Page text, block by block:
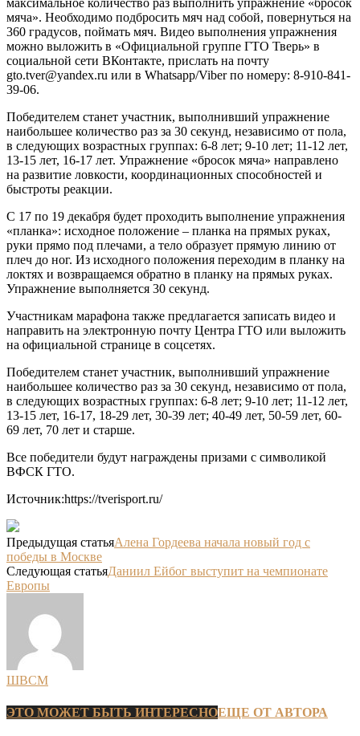
максимальное количество раз выполнить упражнение «бросок
мяча». Необходимо подбросить мяч над собой, повернуться на
360 градусов, поймать мяч. Видео выполнения упражнения
можно выложить в «Официальной группе ГТО Тверь» в
социальной сети ВКонтакте, прислать на почту
gto.tver@yandex.ru или в Whatsapp/Viber по номеру: 8-910-841-
39-06.
Победителем станет участник, выполнивший упражнение
наибольшее количество раз за 30 секунд, независимо от пола,
в следующих возрастных группах: 6-8 лет; 9-10 лет; 11-12 лет,
13-15 лет, 16-17 лет. Упражнение «бросок мяча» направлено
на развитие ловкости, координационных способностей и
быстроты реакции.
С 17 по 19 декабря будет проходить выполнение упражнения
«планка»: исходное положение – планка на прямых руках,
руки прямо под плечами, а тело образует прямую линию от
плеч до ног. Из исходного положения переходим в планку на
локтях и возвращаемся обратно в планку на прямых руках.
Упражнение выполняется 30 секунд.
Участникам марафона также предлагается записать видео и
направить на электронную почту Центра ГТО или выложить
на официальной странице в соцсетях.
Победителем станет участник, выполнивший упражнение
наибольшее количество раз за 30 секунд, независимо от пола,
в следующих возрастных группах: 6-8 лет; 9-10 лет; 11-12 лет,
13-15 лет, 16-17, 18-29 лет, 30-39 лет; 40-49 лет, 50-59 лет, 60-
69 лет, 70 лет и старше.
Все победители будут награждены призами с символикой
ВФСК ГТО.
Источник:https://tverisport.ru/
Предыдущая статьяАлена Гордеева начала новый год с
победы в Москве
Следующая статьяДаниил Ейбог выступит на чемпионате
Европы
ШВСМ
ЭТО МОЖЕТ БЫТЬ ИНТЕРЕСНОЕЩЕ ОТ АВТОРА